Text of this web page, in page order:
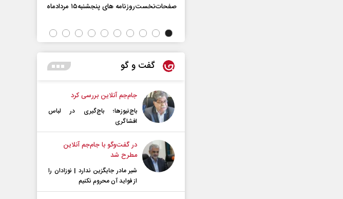
صفحات‌نخست‌روزنامه ها‌ی پنجشنبه‌۱۵ مردادماه
گفت و گو
جام‌جم آنلاین بررسی کرد
باج‌نیوزها؛ باج‌گیری در لباس
افشاگری
در گفت‌و‌گو با جام‌جم آنلاین
مطرح شد
شیر مادر جایگزین ندارد | نوزادان را
از فواید آن محروم نکنیم